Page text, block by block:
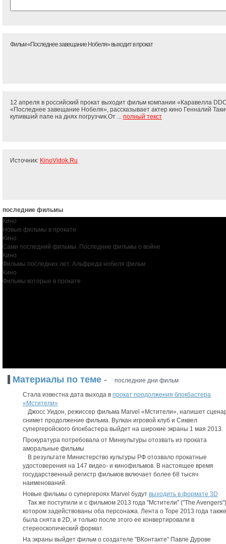
Фильм «Последнее завещание Нобеля» выходит в прокат
12 апреля в российский прокат выходит фильм компании «Каравелла
«Последнее завещание Нобеля», рассказывает актер кино Генналий
купивший папе на днях погрузчик.От ... полный текст
Источник: KinoVidok.Ru
последние фильмы
Кино
Новые фильмы в прокате
Кино
Сами последний фильмы. Последние фильмы о войне
Кино
Фильмы последних лет. Альфреда нобеля фильм
Кино
Фильмы которые в прокате
Материалы по теме -
последние дни фильм
Стала известна дата выхода в прокат продолжения блокбастера
«Мстители»
Джосс Уидон, режиссер фильма Marvel «Мстители», напишет
снимет продолжение фильма. Вулкан игровой клуб и Сиквел
супергеройского блокбастера выйдет на широкие экраны 1 мая 2013.
Прокуратура потребовала от Минкультуры отозвать из проката
аморальные фильмы
В результате Министерство культуры РФ отозвало прокатные
удостоверения на 147 видео- и кинофильмов. В настоящее время
государственный регистр фильмов включает более 68 тысяч
наименований.
Новые фильмы о супергероях Marvel будут выходить в формате 3D
Так же поступили и с фильмом 2013 года "Мстители" ("The
котором задействованы оба персонажа. Лента о Торе 2013 года также
была снята в 2D, и только после этого ее конвертировали в
стереоскопический формат.
На экраны выйдет фильм о создателе "ВКонтакте" Павле Дурове